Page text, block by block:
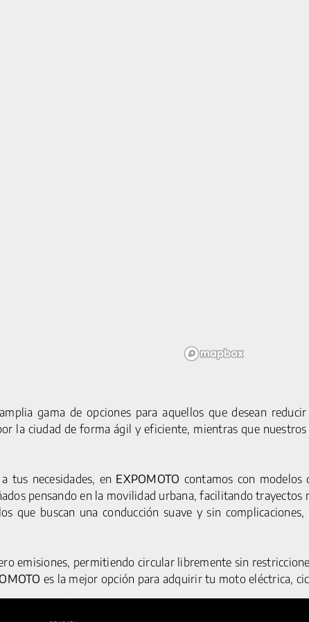
gama de opciones para aquellos que desean
la ciudad de forma ágil y eficiente, mientras que
tus necesidades, en EXPOMOTO contamos con modelos
pensando en la movilidad urbana, facilitando trayectos
que buscan una conducción suave y sin
emisiones, permitiendo circular libremente sin
es la mejor opción para adquirir tu moto eléctrica,
MOTOCICLETAS
C1S PRO
G5 S
CICLOMOTORES
G5 PRO
SERVICIOS
ACCESORIOS
POLÍTICA
POLÍTICA